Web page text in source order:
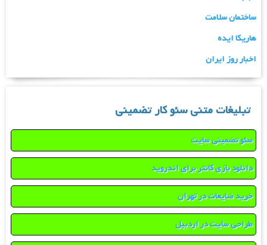
ساختمان سلامت
هاریکا ایده
اخبار روز ایران
تبلیغات متنی سئو کار تضمینی
سئو تضمینی سایت
دانلود بازی کانتر برای اندروید
خرید ضایعات در تهران
طراحی سایت در اردبیل